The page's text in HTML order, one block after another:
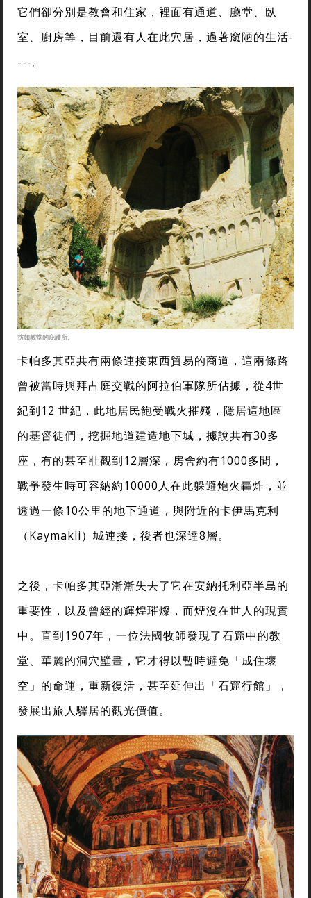
它們卻分別是教會和住家，裡面有通道、廳堂、臥
室、廚房等，目前還有人在此穴居，過著窳陋的生活-
---。
彷如教堂的庇護所。
卡帕多其亞共有兩條連接東西貿易的商道，這兩條路
曾被當時與拜占庭交戰的阿拉伯軍隊所佔據，從4世
紀到12 世紀，此地居民飽受戰火摧殘，隱居這地區
的基督徒們，挖掘地道建造地下城，據說共有30多
座，有的甚至壯觀到12層深，房舍約有1000多間，
戰爭發生時可容納約10000人在此躲避炮火轟炸，並
透過一條10公里的地下通道，與附近的卡伊馬克利
（Kaymakli）城連接，後者也深達8層。
之後，卡帕多其亞漸漸失去了它在安納托利亞半島的
重要性，以及曾經的輝煌璀燦，而煙沒在世人的現實
中。直到1907年，一位法國牧師發現了石窟中的教
堂、華麗的洞穴壁畫，它才得以暫時避免「成住壞
空」的命運，重新復活，甚至延伸出「石窟行館」，
發展出旅人驛居的觀光價值。